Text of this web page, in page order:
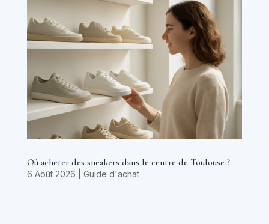
Où acheter des sneakers dans le centre de Toulouse ?
6 Août 2026 Guide d'achat